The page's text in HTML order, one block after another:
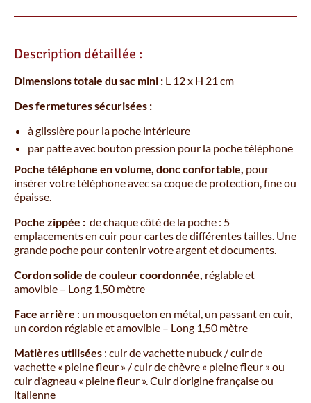
Description détaillée :
Dimensions totale du sac mini : L 12 x H 21 cm
Des fermetures sécurisées :
à glissière pour la poche intérieure
par patte avec bouton pression pour la poche téléphone
Poche téléphone en volume, donc confortable, pour
insérer votre téléphone avec sa coque de protection, fine ou
épaisse.
Poche zippée : de chaque côté de la poche : 5
emplacements en cuir pour cartes de différentes tailles. Une
grande poche pour contenir votre argent et documents.
Cordon solide de couleur coordonnée, réglable et
amovible – Long 1,50 mètre
Face arrière : un mousqueton en métal, un passant en cuir,
un cordon réglable et amovible – Long 1,50 mètre
Matièresutilisées : cuir de vachette nubuck / cuir de
vachette « pleine fleur » / cuir de chèvre « pleine fleur » ou
cuir d’agneau « pleine fleur ». Cuir d’origine française ou
italienne